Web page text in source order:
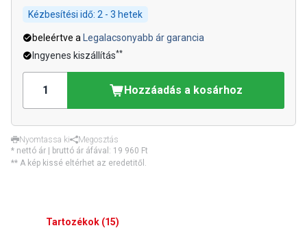
Kézbesítési idő: 2 - 3 hetek
beleértve a
Legalacsonyabb ár garancia
Ingyenes kiszállítás**
Hozzáadás a kosárhoz
Nyomtassa ki
Megosztás
* nettó ár | bruttó ár áfával: 19 960 Ft
** A kép kissé eltérhet az eredetitől.
Tartozékok(15)